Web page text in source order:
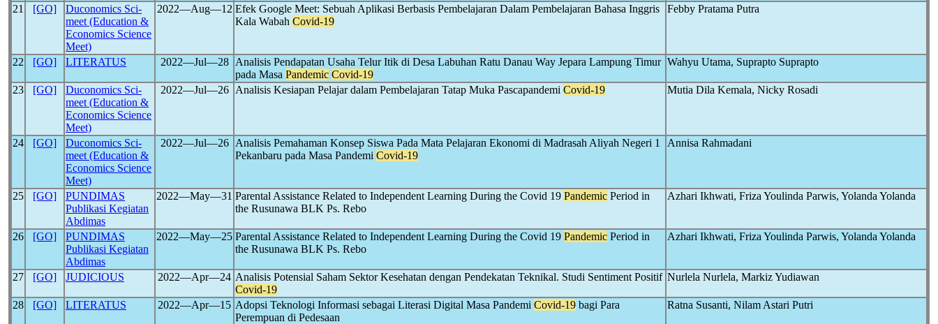
21 [GO]
Duconomics Sci-
meet (Education &
Economics Science
Meet)
2022―Aug―12 Efek Google Meet: Sebuah Aplikasi Berbasis Pembelajaran Dalam Pembelajaran Bahasa Inggris
Kala Wabah Covid-19
Febby Pratama Putra
22 [GO] LITERATUS 2022―Jul―28
Analisis Pendapatan Usaha Telur Itik di Desa Labuhan Ratu Danau Way Jepara Lampung Timur
pada Masa Pandemic Covid-19
Wahyu Utama, Suprapto Suprapto
23 [GO]
Duconomics Sci-
meet (Education &
Economics Science
Meet)
2022―Jul―26 Analisis Kesiapan Pelajar dalam Pembelajaran Tatap Muka Pascapandemi Covid-19 Mutia Dila Kemala, Nicky Rosadi
24 [GO]
Duconomics Sci-
meet (Education &
Economics Science
Meet)
2022―Jul―26
Analisis Pemahaman Konsep Siswa Pada Mata Pelajaran Ekonomi di Madrasah Aliyah Negeri 1
Pekanbaru pada Masa Pandemi Covid-19
Annisa Rahmadani
25 [GO]
PUNDIMAS
Publikasi Kegiatan
Abdimas
2022―May―31 Parental Assistance Related to Independent Learning During the Covid 19 Pandemic Period in
the Rusunawa BLK Ps. Rebo
Azhari Ikhwati, Friza Youlinda Parwis, Yolanda Yolanda
26 [GO]
PUNDIMAS
Publikasi Kegiatan
Abdimas
2022―May―25 Parental Assistance Related to Independent Learning During the Covid 19 Pandemic Period in
the Rusunawa BLK Ps. Rebo
Azhari Ikhwati, Friza Youlinda Parwis, Yolanda Yolanda
27 [GO] JUDICIOUS 2022―Apr―24 Analisis Potensial Saham Sektor Kesehatan dengan Pendekatan Teknikal. Studi Sentiment Positif
Covid-19
Nurlela Nurlela, Markiz Yudiawan
28 [GO] LITERATUS 2022―Apr―15 Adopsi Teknologi Informasi sebagai Literasi Digital Masa Pandemi Covid-19 bagi Para
Perempuan di Pedesaan
Ratna Susanti, Nilam Astari Putri